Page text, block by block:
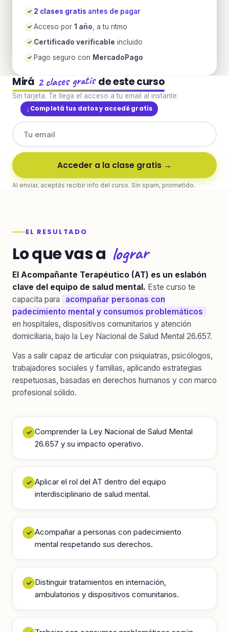
✓ 2 clases gratis antes de pagar
✓ Acceso por 1 año, a tu ritmo
✓ Certificado verificable incluido
✓ Pago seguro con MercadoPago
Mirá 2 clases gratis de este curso
Sin tarjeta. Te llega el acceso a tu email al instante.
Completá tus datos y accedé gratis
Acceder a la clase gratis →
Al enviar, aceptás recibir info del curso. Sin spam, prometido.
EL RESULTADO
Lo que vas a lograr
El Acompañante Terapéutico (AT) es un eslabón
clave del equipo de salud mental. Este curso te
capacita para
acompañar personas con
padecimiento mental y consumos problemáticos
en hospitales, dispositivos comunitarios y atención
domiciliaria, bajo la Ley Nacional de Salud Mental 26.657.
Vas a salir capaz de articular con psiquiatras, psicólogos,
trabajadores sociales y familias, aplicando estrategias
respetuosas, basadas en derechos humanos y con marco
profesional sólido.
✓ Comprender la Ley Nacional de Salud Mental
26.657 y su impacto operativo.
✓ Aplicar el rol del AT dentro del equipo
interdisciplinario de salud mental.
✓ Acompañar a personas con padecimiento
mental respetando sus derechos.
✓ Distinguir tratamientos en internación,
ambulatorios y dispositivos comunitarios.